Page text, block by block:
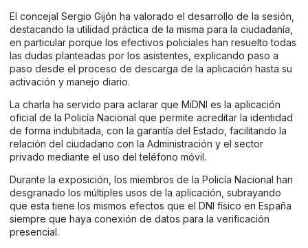
El concejal Sergio Gijón ha valorado el desarrollo de la sesión,
destacando la utilidad práctica de la misma para la ciudadanía,
en particular porque los efectivos policiales han resuelto todas
las dudas planteadas por los asistentes, explicando paso a
paso desde el proceso de descarga de la aplicación hasta su
activación y manejo diario.
La charla ha servido para aclarar que MiDNI es la aplicación
oficial de la Policía Nacional que permite acreditar la identidad
de forma indubitada, con la garantía del Estado, facilitando la
relación del ciudadano con la Administración y el sector
privado mediante el uso del teléfono móvil.
Durante la exposición, los miembros de la Policía Nacional han
desgranado los múltiples usos de la aplicación, subrayando
que esta tiene los mismos efectos que el DNI físico en España
siempre que haya conexión de datos para la verificación
presencial.